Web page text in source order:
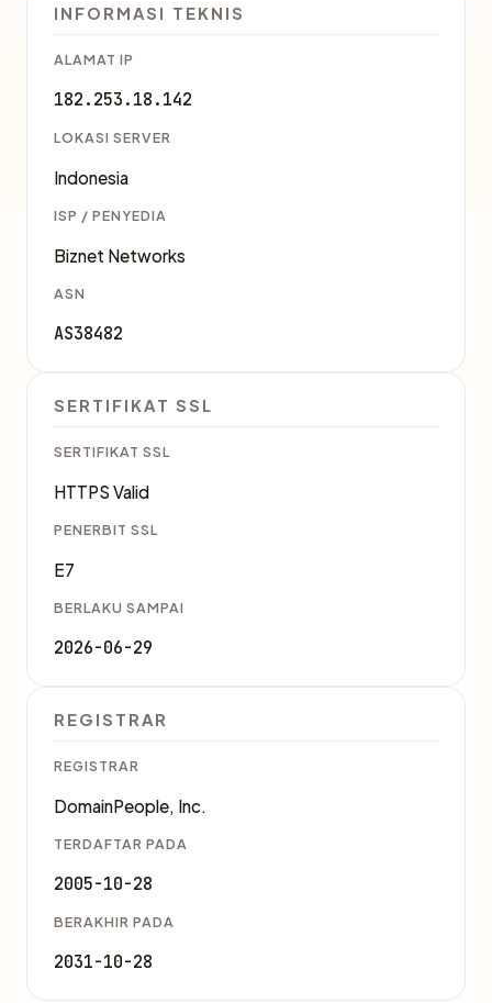
INFORMASI TEKNIS
ALAMAT IP
182.253.18.142
LOKASI SERVER
Indonesia
ISP / PENYEDIA
Biznet Networks
ASN
AS38482
SERTIFIKAT SSL
SERTIFIKAT SSL
HTTPS Valid
PENERBIT SSL
E7
BERLAKU SAMPAI
2026-06-29
REGISTRAR
REGISTRAR
DomainPeople, Inc.
TERDAFTAR PADA
2005-10-28
BERAKHIR PADA
2031-10-28